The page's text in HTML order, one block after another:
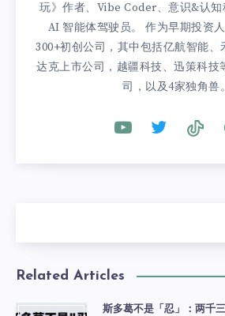
玩》作者、Vibe Coder、意识&认知
AI 智能体驾驶员。 作为早期投资
300+初创公司，其中包括亿航智能、
达克上市公司，越疆科技、迅策科技
司，以及4家独角兽。
Related Articles
斯多葛不是「忍」：两千